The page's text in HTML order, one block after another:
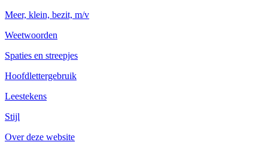
Meer, klein, bezit, m/v
Weetwoorden
Spaties en streepjes
Hoofdlettergebruik
Leestekens
Stijl
Over deze website